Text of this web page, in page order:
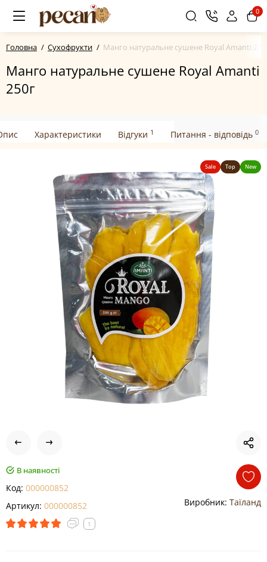
0
Головна Сухофрукти Манго натуральне сушене Royal Amanti
Манго натуральне сушене Royal Amanti
250г
Характеристики Відгуки 1 Питання - відповідь 0
Sale Top New
В наявності
Код: 000000852
Артикул: 000000852
1
Виробник: Таїланд